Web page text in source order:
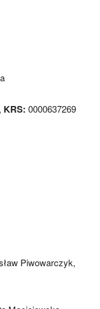
KRS: 0000637269
Piwowarczyk,